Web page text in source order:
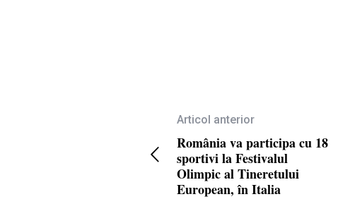
Articol anterior
România va participa cu 18
sportivi la Festivalul
Olimpic al Tineretului
European, în Italia